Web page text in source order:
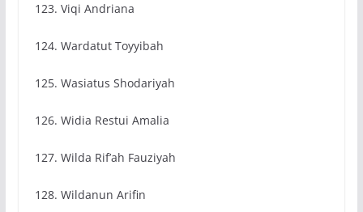
123. Viqi Andriana
124. Wardatut Toyyibah
125. Wasiatus Shodariyah
126. Widia Restui Amalia
127. Wilda Rif’ah Fauziyah
128. Wildanun Arifin